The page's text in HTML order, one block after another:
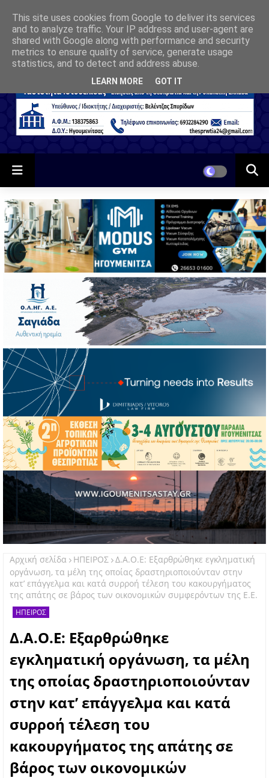
Αρχική σελίδα ΗΠΕΙΡΟΣ Δ.Α.Ο.Ε: Εξαρθρώθηκε εγκληματική
οργάνωση, τα μέλη της οποίας δραστηριοποιούνταν στην
κατ’ επάγγελμα και κατά συρροή τέλεση του κακουργήματος
της απάτης σε βάρος των οικονομικών συμφερόντων της Ε.Ε.
ΗΠΕΙΡΟΣ
Δ.Α.Ο.Ε: Εξαρθρώθηκε
εγκληματική οργάνωση, τα μέλη
της οποίας δραστηριοποιούνταν
στην κατ’ επάγγελμα και κατά
συρροή τέλεση του
κακουργήματος της απάτης σε
βάρος των οικονομικών
This site uses cookies from Google to deliver its services
and to analyze traffic. Your IP address and user-agent are
shared with Google along with performance and security
metrics to ensure quality of service, generate usage
statistics, and to detect and address abuse.
LEARN MORE GOT IT